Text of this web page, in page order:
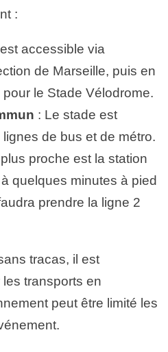
:
accessible via
de Marseille, puis en
le Stade Vélodrome.
: Le stade est
de bus et de métro.
proche est la station
quelques minutes à pied
prendre la ligne 2
tracas, il est
les transports en
peut être limité les